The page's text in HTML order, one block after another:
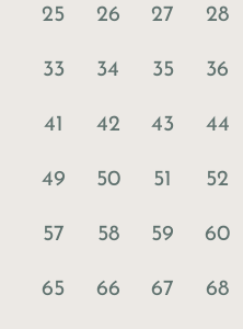
25 26 27 28
33 34 35 36
41 42 43 44
49 50 51 52
57 58 59 60
65 66 67 68